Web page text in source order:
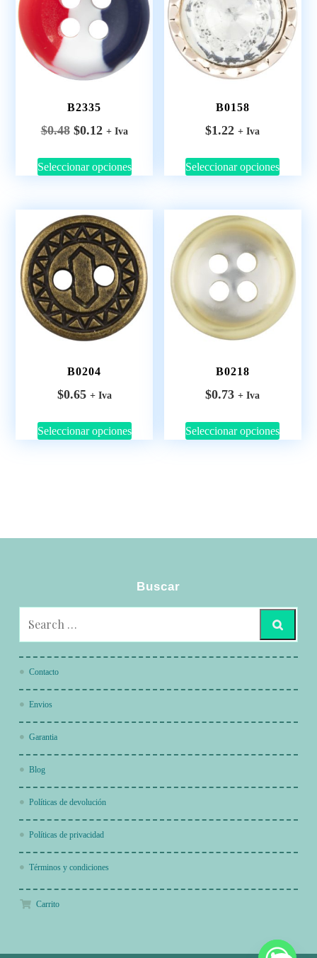
B2335
$0.48 $0.12 + Iva
Seleccionar opciones
B0158
$1.22 + Iva
Seleccionar opciones
B0204
$0.65 + Iva
Seleccionar opciones
B0218
$0.73 + Iva
Seleccionar opciones
Buscar
Contacto
Envios
Garantia
Blog
Políticas de devolución
Políticas de privacidad
Términos y condiciones
Carrito